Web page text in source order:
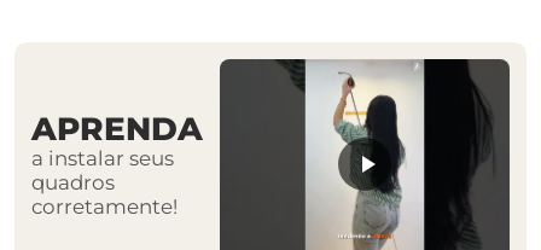
APRENDA
a instalar seus
quadros
corretamente!